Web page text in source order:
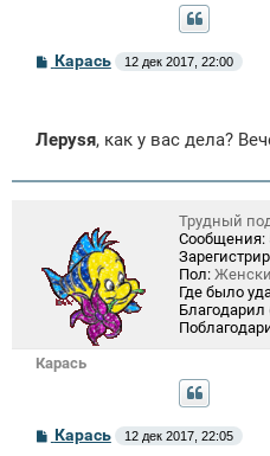
С
е
Карась 12 дек 2017, 22:00
Лeрysя, как у вас дела?
Карась
Трудный
Сообщения:
Пол:
Где было
Благодарил
СКарась 12 дек 2017, 22:05